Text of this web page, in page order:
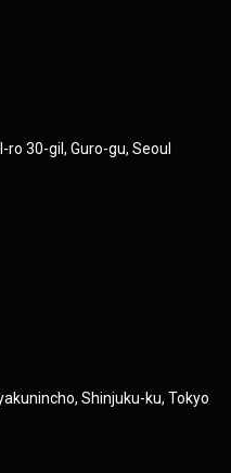
30-gil, Guro-gu, Seoul
Shinjuku-ku, Tokyo